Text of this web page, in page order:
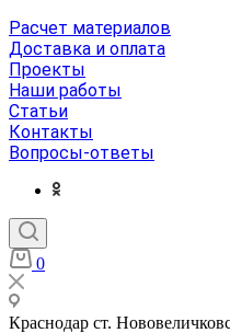
Расчет материалов
Доставка и оплата
Проекты
Наши работы
Статьи
Контакты
Вопросы-ответы
0
Краснодар ст.